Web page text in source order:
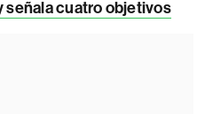
señala cuatro objetivos